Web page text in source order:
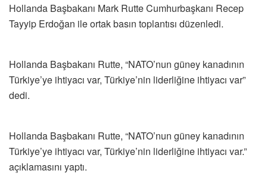
Hollanda Başbakanı Mark Rutte Cumhurbaşkanı Recep
Tayyip Erdoğan ile ortak basın toplantısı düzenledi.
Hollanda Başbakanı Rutte, “NATO’nun güney kanadının
Türkiye’ye ihtiyacı var, Türkiye’nin liderliğine ihtiyacı var”
dedi.
Hollanda Başbakanı Rutte, “NATO’nun güney kanadının
Türkiye’ye ihtiyacı var, Türkiye’nin liderliğine ihtiyacı var.”
açıklamasını yaptı.